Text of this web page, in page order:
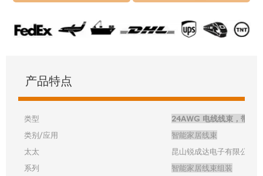
产品特点
类型
24AWG 电线线束，带
类别/应用
智能家居线束
太太
昆山锐成达电子有限公司
系列
智能家居线束组装